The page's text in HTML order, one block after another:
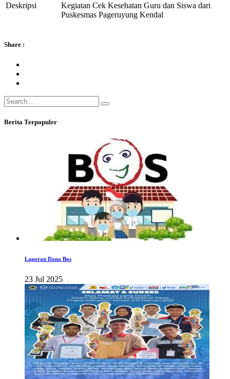
Deskripsi
Kegiatan Cek Kesehatan Guru dan Siswa dari
Puskesmas Pageruyung Kendal
Share :
Berita Terpopuler
Laporan Dana Bos
23 Jul 2025